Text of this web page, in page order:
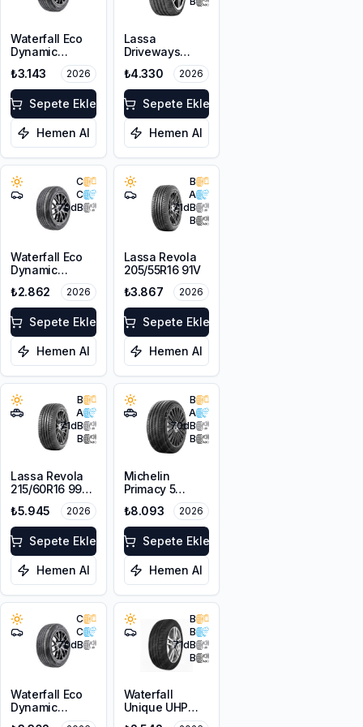
Waterfall Eco
Dynamic
205/45R17 88W
XL
₺3.143 2026
Sepete Ekle
Hemen Al
Lassa
Driveways
225/45R17 94Y
XL
₺4.330 2026
Sepete Ekle
Hemen Al
C
C
70dB
Waterfall Eco
Dynamic
205/45R16 87W
XL
₺2.862 2026
Sepete Ekle
Hemen Al
B
A
71dB
B
Lassa Revola
205/55R16 91V
₺3.867
2026
Sepete Ekle
Hemen Al
B
A
71dB
B
Lassa Revola
215/60R16 99V
₺5.945 2026
Sepete Ekle
Hemen Al
B
A
70dB
B
Michelin
Primacy 5
225/55R18 98V
₺8.093 2026
Sepete Ekle
Hemen Al
C
C
70dB
Waterfall Eco
Dynamic
225/45R18 95W
B
B
71dB
B
Waterfall
Unique UHP
205/55R16 94W